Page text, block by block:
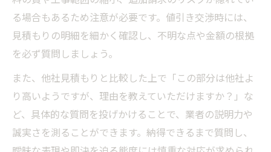
る場合もあるため注意が必要です。値引き交渉時には、
見積もりの明細を細かく確認し、不明な点や金額の根拠
を必ず質問しましょう。
また、他社見積もりと比較した上で「この部分は他社よ
り高いようですが、理由を教えていただけますか？」な
ど、具体的な質問を投げかけることで、業者の説明力や
誠実さを測ることができます。納得できるまで質問し、